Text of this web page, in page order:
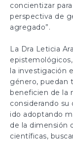
concientizar
perspectiva de
agregado”.
La Dra Leticia
la investigación
género, puedan
beneficien de la
considerando su
ido adoptando
de la dimensión
científicas,